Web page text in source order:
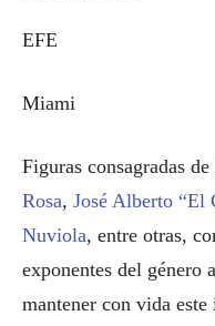
EFE
Miami
Figuras consagradas
Rosa, José Alberto “El
Nuviola, entre otras,
exponentes del género
mantener con vida